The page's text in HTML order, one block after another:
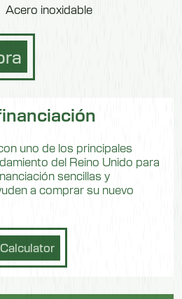
Acero inoxidable
uno de los principales
del Reino Unido para
sencillas y
a comprar su nuevo